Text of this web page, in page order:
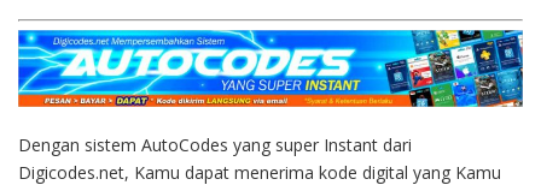
Dengan sistem AutoCodes yang super Instant dari
Digicodes.net, Kamu dapat menerima kode digital yang Kamu